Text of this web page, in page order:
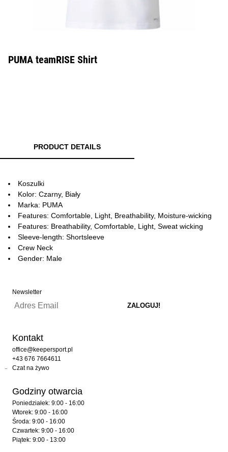
PUMA teamRISE Shirt
PRODUCT DETAILS
Koszulki
Kolor: Czarny, Biały
Marka: PUMA
Features: Comfortable, Light, Breathability, Moisture-wicking
Features: Breathability, Comfortable, Light, Sweat wicking
Sleeve-length: Shortsleeve
Crew Neck
Gender: Male
Newsletter
Kontakt
office@keepersport.pl
+43 676 7664611
Czat na żywo
Godziny otwarcia
Poniedziałek: 9:00 - 16:00
Wtorek: 9:00 - 16:00
Środa: 9:00 - 16:00
Czwartek: 9:00 - 16:00
Piątek: 9:00 - 13:00